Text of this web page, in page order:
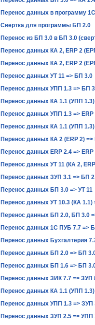
Перенос данных в программу
Свертка для программы БП 2.0
Перенос из БП 3.0 в БП 3.0
Перенос данных КА 2, ERP 2
Перенос данных КА 2, ERP 2
Перенос данных УТ 11 => БП 3.0
Перенос данных УПП 1.3 => БП
Перенос данных КА 1.1 (УПП
Перенос данных УПП 1.3 =>
Перенос данных КА 1.1 (УПП
Перенос данных КА 2 (ERP 2) =>
Перенос данных ERP 2.4 => ERP
Перенос данных УТ 11 (КА 2,
Перенос данных ЗУП 3.1 => БП
Перенос данных БП 3.0 => УТ 11
Перенос данных УТ 10.3 (КА 1.1)
Перенос данных БП 2.0, БП 3.0
Перенос данных 1С ПУБ 7.7 =>
Перенос данных Бухгалтерия
Перенос данных БП 2.0 => БП
Перенос данных БП 1.6 => БП
Перенос данных ЗИК 7.7 => ЗУП
Перенос данных КА 1.1 (УПП
Перенос данных УПП 1.3 => ЗУП
Перенос данных ЗУП 2.5 => УПП